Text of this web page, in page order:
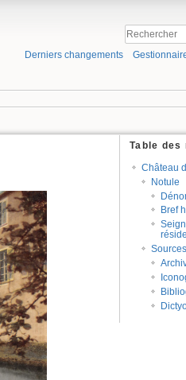
Derniers changements
Table des
Château
Notule
Bref
Sources